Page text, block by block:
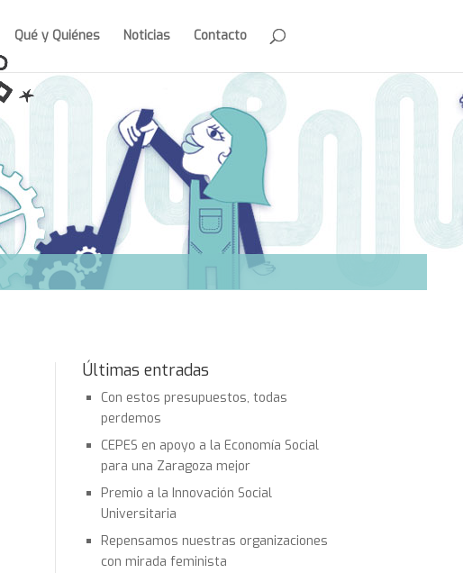
Qué y Quiénes Noticias Contacto
Últimas entradas
Con estos presupuestos, todas
perdemos
CEPES en apoyo a la Economía Social
para una Zaragoza mejor
Premio a la Innovación Social
Universitaria
Repensamos nuestras organizaciones
con mirada feminista